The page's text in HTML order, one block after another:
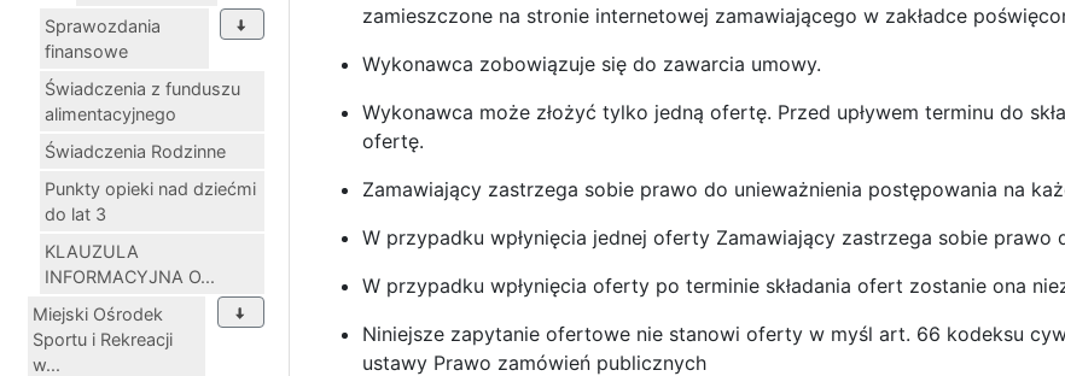
Sprawozdania
finansowe
Świadczenia z funduszu
alimentacyjnego
Świadczenia Rodzinne
Punkty opieki nad dziećmi
do lat 3
KLAUZULA
INFORMACYJNA O...
Miejski Ośrodek
Sportu i Rekreacji
w...
zamieszczone na stronie internetowej zamawiającego w zakładce
Wykonawca zobowiązuje się do zawarcia umowy.
Wykonawca może złożyć tylko jedną ofertę. Przed upływem terminu do
ofertę.
Zamawiający zastrzega sobie prawo do unieważnienia postępowania na
W przypadku wpłynięcia jednej oferty Zamawiający zastrzega sobie prawo
W przypadku wpłynięcia oferty po terminie składania ofert zostanie ona
Niniejsze zapytanie ofertowe nie stanowi oferty w myśl art. 66 kodeksu
ustawy Prawo zamówień publicznych